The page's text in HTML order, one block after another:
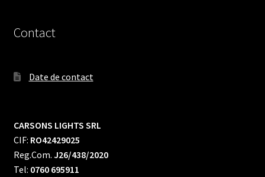
Contact
Date de contact
CARSONS LIGHTS SRL
CIF: RO42429025
Reg.Com. J26/438/2020
Tel: 0760 695911